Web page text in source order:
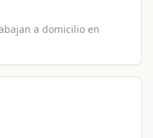
a domicilio en